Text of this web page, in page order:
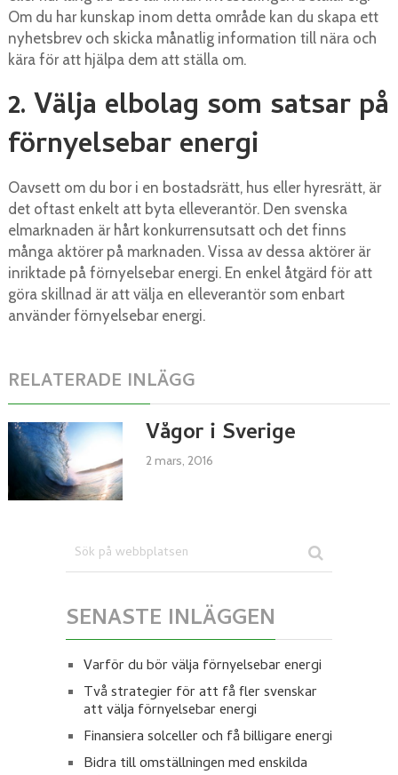
Om du har kunskap inom detta område kan du skapa ett
nyhetsbrev och skicka månatlig information till nära och
kära för att hjälpa dem att ställa om.
2. Välja elbolag som satsar på
förnyelsebar energi
Oavsett om du bor i en bostadsrätt, hus eller hyresrätt, är
det oftast enkelt att byta elleverantör. Den svenska
elmarknaden är hårt konkurrensutsatt och det finns
många aktörer på marknaden. Vissa av dessa aktörer är
inriktade på förnyelsebar energi. En enkel åtgärd för att
göra skillnad är att välja en elleverantör som enbart
använder förnyelsebar energi.
RELATERADE INLÄGG
Vågor i Sverige
2 mars, 2016
SENASTE INLÄGGEN
Varför du bör välja förnyelsebar energi
Två strategier för att få fler svenskar
att välja förnyelsebar energi
Finansiera solceller och få billigare energi
Bidra till omställningen med enskilda